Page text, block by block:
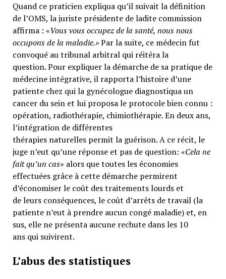
Quand ce praticien expliqua qu’il suivait la définition
de l’OMS, la juriste présidente de ladite commission
affirma : «Vous vous occupez de la santé, nous nous
occupons de la maladie.»Par la suite, ce médecin fut
convoqué au tribunal arbitral qui réitéra la
question. Pour expliquer la démarche de sa pratique de
médecine intégrative, il rapporta l’histoire d’une
patiente chez qui la gynécologue diagnostiqua un
cancer du sein et lui proposa le protocole bien connu :
opération, radiothérapie, chimiothérapie. En deux ans,
l’intégration de différentes
thérapies naturelles permit la guérison. A ce récit, le
juge n’eut qu’une réponse et pas de question: «Cela ne
fait qu’un cas» alors que toutes les économies
effectuées grâce à cette démarche permirent
d’économiser le coût des traitements lourds et
de leurs conséquences, le coût d’arrêts de travail (la
patiente n’eut à prendre aucun congé maladie) et, en
sus, elle ne présenta aucune rechute dans les 10
ans qui suivirent.
L’abus des statistiques